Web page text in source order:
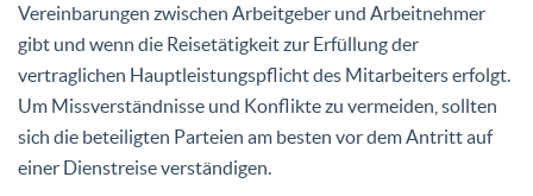
Vereinbarungen zwischen Arbeitgeber und Arbeitnehmer
gibt und wenn die Reisetätigkeit zur Erfüllung der
vertraglichen Hauptleistungspflicht des Mitarbeiters erfolgt.
Um Missverständnisse und Konflikte zu vermeiden, sollten
sich die beteiligten Parteien am besten vor dem Antritt auf
einer Dienstreise verständigen.